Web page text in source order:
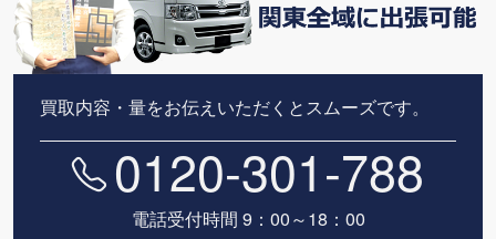
買取内容・量をお伝えいただくとスムーズです。
0120-301-788
電話受付時間 9：00～18：00